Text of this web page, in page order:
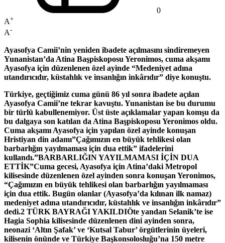
0
A+
A-
Ayasofya Camii’nin yeniden ibadete açılmasını sindiremeyen
Yunanistan’da Atina Başpiskoposu Yeronimos, cuma akşamı
Ayasofya için düzenlenen özel ayinde “Medeniyet adına
utandırıcıdır, küstahlık ve insanlığın inkârıdır” diye konuştu.
Türkiye, geçtiğimiz cuma günü 86 yıl sonra ibadete açılan
Ayasofya Camii’ne tekrar kavuştu. Yunanistan ise bu durumu
bir türlü kabullenemiyor. Üst üste açıklamalar yapan komşu da
bu dalgaya son katılan da Atina Başpiskoposu Yeronimos oldu.
Cuma akşamı Ayasofya için yapılan özel ayinde konuşan
Hristiyan din adamı”Çağımızın en büyük tehlikesi olan
barbarlığın yayılmaması için dua ettik” ifadelerini
kullandı.”BARBARLIĞIN YAYILMAMASI İÇİN DUA
ETTİK”Cuma gecesi, Ayasofya için Atina’daki Metropol
kilisesinde düzenlenen özel ayinden sonra konuşan Yeronimos,
“Çağımızın en büyük tehlikesi olan barbarlığın yayılmaması
için dua ettik. Bugün olanlar (Ayasofya’da kılınan ilk namaz)
medeniyet adına utandırıcıdır, küstahlık ve insanlığın inkârıdır”
dedi.2 TÜRK BAYRAĞI YAKILDIÖte yandan Selanik’te ise
Hagia Sophia kilisesinde düzenlenen dini ayinden sonra,
neonazi ‘Altın Şafak’ ve ‘Kutsal Tabur’ örgütlerinin üyeleri,
kilisenin önünde ve Türkiye Başkonsolosluğu’na 150 metre